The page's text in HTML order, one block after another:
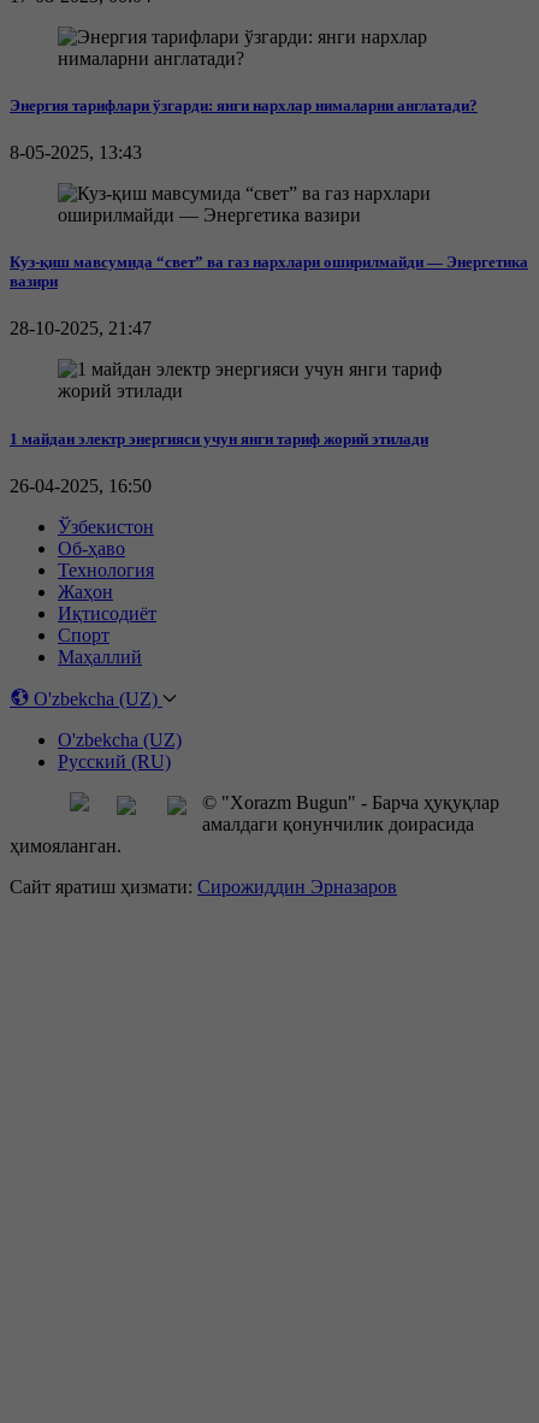
Энергия тарифлари ўзгарди: янги нархлар нималарни англатади?
8-05-2025, 13:43
Куз-қиш мавсумида “свет” ва газ нархлари оширилмайди — Энергетика
вазири
28-10-2025, 21:47
1 майдан электр энергияси учун янги тариф жорий этилади
26-04-2025, 16:50
Ўзбекистон
Об-ҳаво
Технология
Жаҳон
Иқтисодиёт
Спорт
Маҳаллий
O'zbekcha (UZ)
O'zbekcha (UZ)
Русский (RU)
© "Xorazm Bugun" - Барча ҳуқуқлар
амалдаги қонунчилик доирасида
ҳимояланган.
Сайт яратиш ҳизмати: Сирожиддин Эрназаров